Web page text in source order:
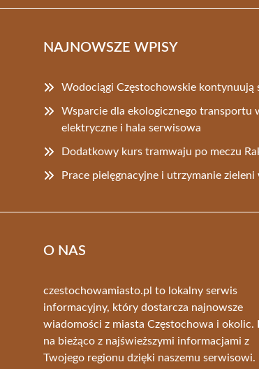
NAJNOWSZE WPISY
Wodociągi Częstochowskie kontynuują
Wsparcie dla ekologicznego transportu
elektryczne i hala serwisowa
Dodatkowy kurs tramwaju po meczu
Prace pielęgnacyjne i utrzymanie
O NAS
czestochowamiasto.pl to lokalny serwis
informacyjny, który dostarcza najnowsze
wiadomości z miasta Częstochowa i okolic.
na bieżąco z najświeższymi informacjami z
Twojego regionu dzięki naszemu serwisowi.